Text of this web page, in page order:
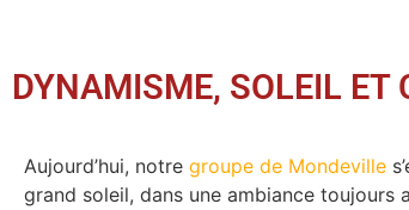
DYNAMISME, SOLEIL ET
Aujourd’hui, notre groupe de Mondeville
grand soleil, dans une ambiance toujours